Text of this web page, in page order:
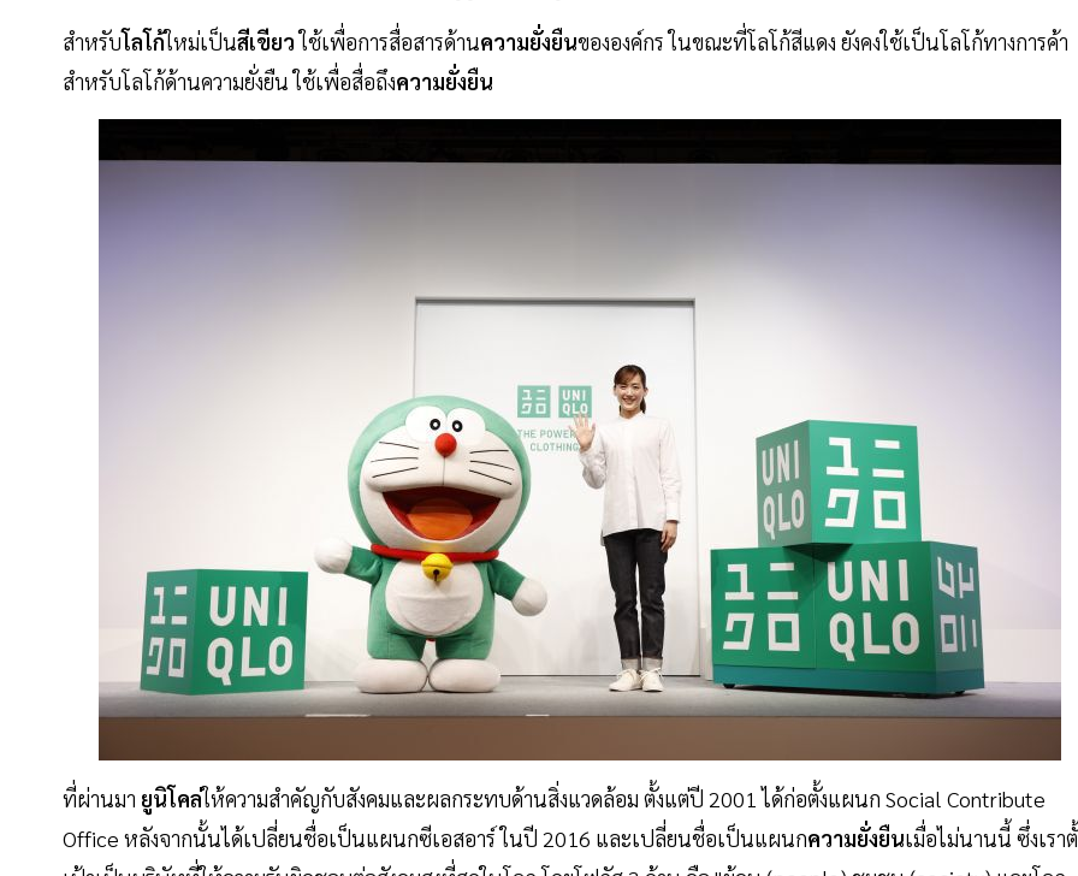
สำหรับโลโก้ใหม่เป็นสีเขียวใช้เพื่อการสื่อสารด้านความยั่งยืนขององค์กร ในขณะที่โลโก้สีแดง ยังคงใช้เป็นโลโก้ทางการค้า
สำหรับโลโก้ด้านความยั่งยืน ใช้เพื่อสื่อถึงความยั่งยืน
ที่ผ่านมา ยูนิโคล่ให้ความสำคัญกับสังคมและผลกระทบด้านสิ่งแวดล้อม ตั้งแต่ปี 2001 ได้ก่อตั้งแผนก Social Contribute
Office หลังจากนั้นได้เปลี่ยนชื่อเป็นแผนกซีเอสอาร์ ในปี 2016 และเปลี่ยนชื่อเป็นแผนกความยั่งยืนเมื่อไม่นานนี้ ซึ่งเรา